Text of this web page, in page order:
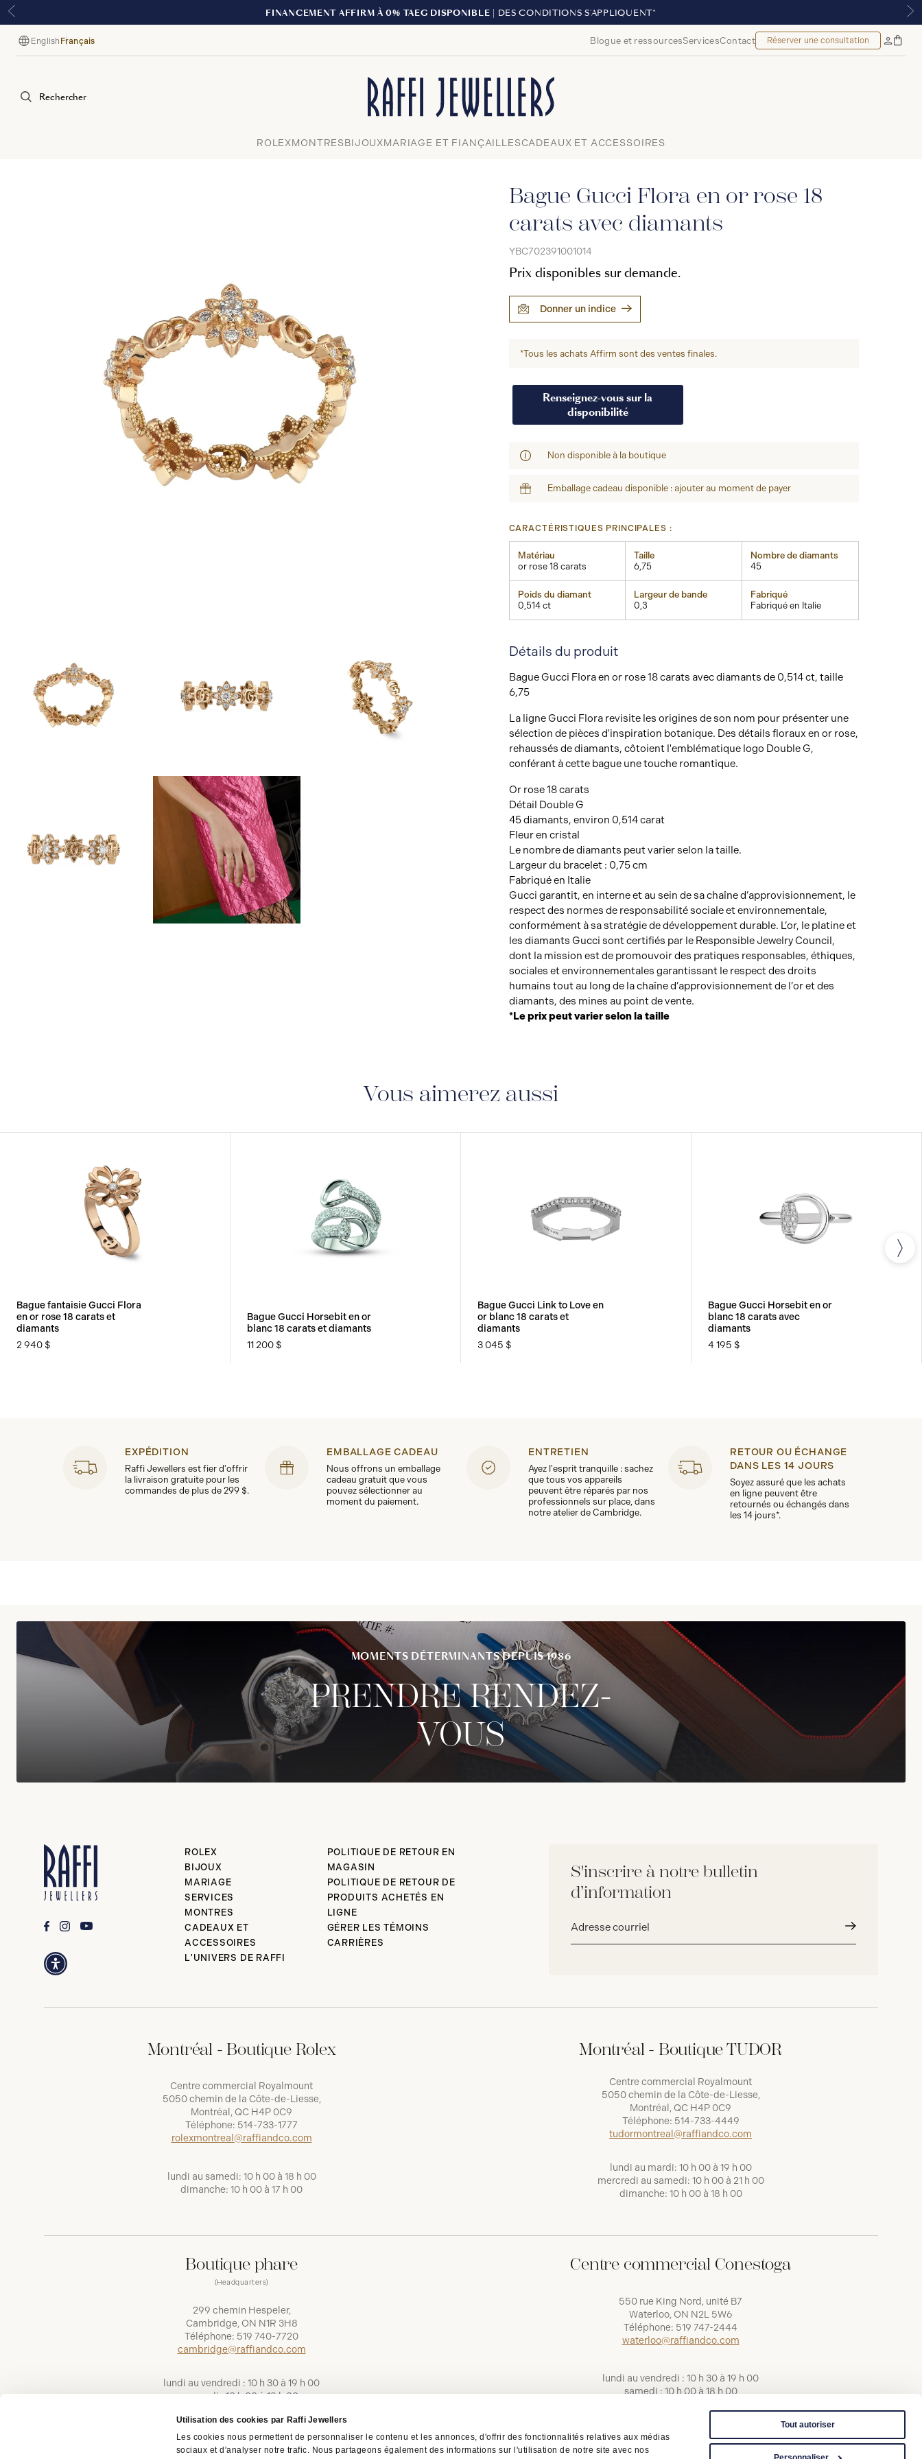
Utilisation des cookies par Raffi Jewellers
Les cookies nous permettent de personnaliser le contenu et les annonces, d'offrir des fonctionnalités relatives aux médias
sociaux et d'analyser notre trafic. Nous partageons également des informations sur l'utilisation de notre site avec nos
Tout autoriser
LIVRAISON GRATUITE À PARTIR DE 299 $*
Langue
English Français Blogue et ressourcesServicesContact Réserver une consultation
Mon
compte
Sac
à
Rechercher
Fermer
ROLEXMONTRESBIJOUXMARIAGE ET FIANÇAILLESCADEAUX ET ACCESSOIRES
Afficher
Image
Bague Gucci Flora en or rose 18
carats avec diamants
YBC702391001014
Prix disponibles sur demande.
Donner un indice
*Tous les achats Affirm sont des ventes finales.
Renseignez-vous sur la
disponibilité
Non disponible à la boutique
Emballage cadeau disponible : ajouter au moment de payer
CARACTÉRISTIQUES PRINCIPALES :
Matériau
or rose 18 carats
Taille
6,75
Nombre de diamants
45
Poids du diamant
0,514 ct
Largeur de bande
0,3
Fabriqué
Fabriqué en Italie
Détails du produit
Bague Gucci Flora en or rose 18 carats avec diamants de 0,514 ct, taille
6,75
La ligne Gucci Flora revisite les origines de son nom pour présenter une
sélection de pièces d'inspiration botanique. Des détails floraux en or rose,
rehaussés de diamants, côtoient l'emblématique logo Double G,
conférant à cette bague une touche romantique.
Or rose 18 carats
Détail Double G
45 diamants, environ 0,514 carat
Fleur en cristal
Le nombre de diamants peut varier selon la taille.
Largeur du bracelet : 0,75 cm
Fabriqué en Italie
Gucci garantit, en interne et au sein de sa chaîne d’approvisionnement, le
respect des normes de responsabilité sociale et environnementale,
conformément à sa stratégie de développement durable. L’or, le platine et
les diamants Gucci sont certifiés par le Responsible Jewelry Council,
dont la mission est de promouvoir des pratiques responsables, éthiques,
sociales et environnementales garantissant le respect des droits
humains tout au long de la chaîne d’approvisionnement de l’or et des
diamants, des mines au point de vente.
*Le prix peut varier selon la taille
Vous aimerez aussi
Bague fantaisie Gucci Flora
en or rose 18 carats et
diamants
2 940 $
Bague Gucci Horsebit en or
blanc 18 carats et diamants
11 200 $
Bague Gucci Link to Love en
or blanc 18 carats et
diamants
3 045 $
Bague Gucci Horsebit en or
blanc 18 carats avec
diamants
4 195 $
EXPÉDITION
Raffi Jewellers est fier d'offrir
la livraison gratuite pour les
commandes de plus de 299 $.
EMBALLAGE CADEAU
Nous offrons un emballage
cadeau gratuit que vous
pouvez sélectionner au
moment du paiement.
ENTRETIEN
Ayez l'esprit tranquille : sachez
que tous vos appareils
peuvent être réparés par nos
professionnels sur place, dans
notre atelier de Cambridge.
RETOUR OU ÉCHANGE
DANS LES 14 JOURS
Soyez assuré que les achats
en ligne peuvent être
retournés ou échangés dans
les 14 jours*.
MOMENTS DÉTERMINANTS DEPUIS 1986
PRENDRE RENDEZ-
VOUS
S'inscrire à notre bulletin
d’information
courriel*
ROLEX
BIJOUX
MARIAGE
SERVICES
MONTRES
CADEAUX ET
ACCESSOIRES
L'UNIVERS DE RAFFI
POLITIQUE DE RETOUR EN
MAGASIN
POLITIQUE DE RETOUR DE
PRODUITS ACHETÉS EN
LIGNE
GÉRER LES TÉMOINS
CARRIÈRES
Montréal - Boutique Rolex
Centre commercial Royalmount
5050 chemin de la Côte-de-Liesse,
Montréal, QC H4P 0C9
Téléphone: 514-733-1777
rolexmontreal@raffiandco.com
lundi au samedi: 10 h 00 à 18 h 00
dimanche: 10 h 00 à 17 h 00
Montréal - Boutique TUDOR
Centre commercial Royalmount
5050 chemin de la Côte-de-Liesse,
Montréal, QC H4P 0C9
Téléphone: 514-733-4449
tudormontreal@raffiandco.com
lundi au mardi: 10 h 00 à 19 h 00
mercredi au samedi: 10 h 00 à 21 h 00
dimanche: 10 h 00 à 18 h 00
Boutique phare
(Headquarters)
299 chemin Hespeler,
Cambridge, ON N1R 3H8
Téléphone: 519 740-7720
cambridge@raffiandco.com
lundi au vendredi : 10 h 30 à 19 h 00
samedi : 10 h 00 à 18 h 00
Centre commercial Conestoga
550 rue King Nord, unité B7
Waterloo, ON N2L 5W6
Téléphone: 519 747-2444
waterloo@raffiandco.com
lundi au vendredi : 10 h 30 à 19 h 00
samedi : 10 h 00 à 18 h 00